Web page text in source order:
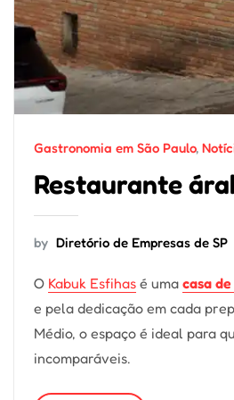
Gastronomia em São Paulo,
Restaurante
by Diretório de Empresas de SP
O Kabuk Esfihas é uma casa
e pela dedicação em cada
Médio, o espaço é ideal para
incomparáveis.